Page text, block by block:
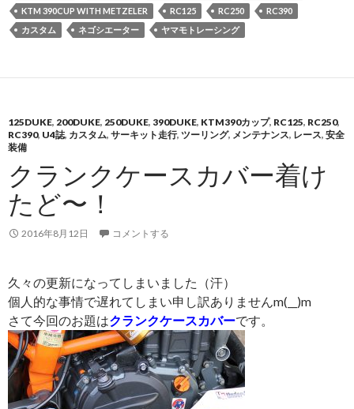
KTM 390CUP WITH METZELER
RC125 RC250
RC390
カスタム
ネゴシエーター ヤマモトレーシング
125DUKE, 200DUKE, 250DUKE, 390DUKE, KTM390カップ, RC125, RC250,
RC390, U4誌, カスタム, サーキット走行, ツーリング, メンテナンス, レース, 安全
装備
クランクケースカバー着け
たど〜！
2016年8月12日 コメントする
久々の更新になってしまいました（汗）
個人的な事情で遅れてしまい申し訳ありませんm(__)m
さて今回のお題はクランクケースカバーです。